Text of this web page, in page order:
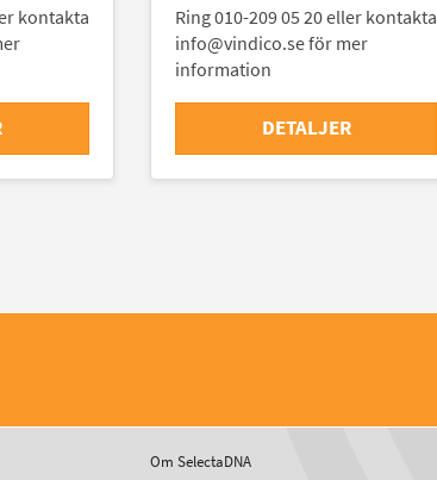
kontakta
Ring 010-209 05 20 eller kontakta
info@vindico.se för mer
information
DETALJER
Om SelectaDNA